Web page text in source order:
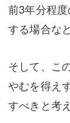
前3年分程
する場合な
そして、こ
やむを得え
すべきと考